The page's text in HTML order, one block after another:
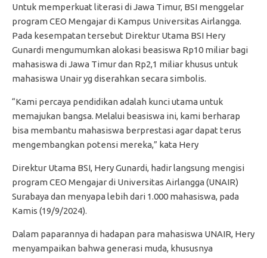
Untuk memperkuat literasi di Jawa Timur, BSI menggelar
program CEO Mengajar di Kampus Universitas Airlangga.
Pada kesempatan tersebut Direktur Utama BSI Hery
Gunardi mengumumkan alokasi beasiswa Rp10 miliar bagi
mahasiswa di Jawa Timur dan Rp2,1 miliar khusus untuk
mahasiswa Unair yg diserahkan secara simbolis.
“Kami percaya pendidikan adalah kunci utama untuk
memajukan bangsa. Melalui beasiswa ini, kami berharap
bisa membantu mahasiswa berprestasi agar dapat terus
mengembangkan potensi mereka,” kata Hery
Direktur Utama BSI, Hery Gunardi, hadir langsung mengisi
program CEO Mengajar di Universitas Airlangga (UNAIR)
Surabaya dan menyapa lebih dari 1.000 mahasiswa, pada
Kamis (19/9/2024).
Dalam paparannya di hadapan para mahasiswa UNAIR, Hery
menyampaikan bahwa generasi muda, khususnya